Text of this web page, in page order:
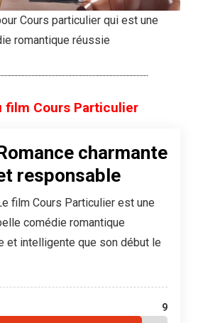
Cours particulier qui est une
romantique réussie
film Cours Particulier
charmante
responsable
film Cours Particulier est une
comédie romantique
et intelligente que son début le
9